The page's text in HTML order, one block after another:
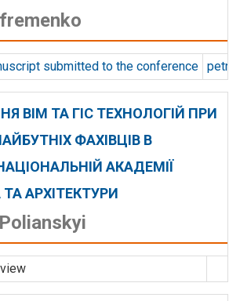
submitted to the conference
BIM ТА ГІС ТЕХНОЛОГІЙ ПРИ
ФАХІВЦІВ В
АКАДЕМІЇ
АРХІТЕКТУРИ